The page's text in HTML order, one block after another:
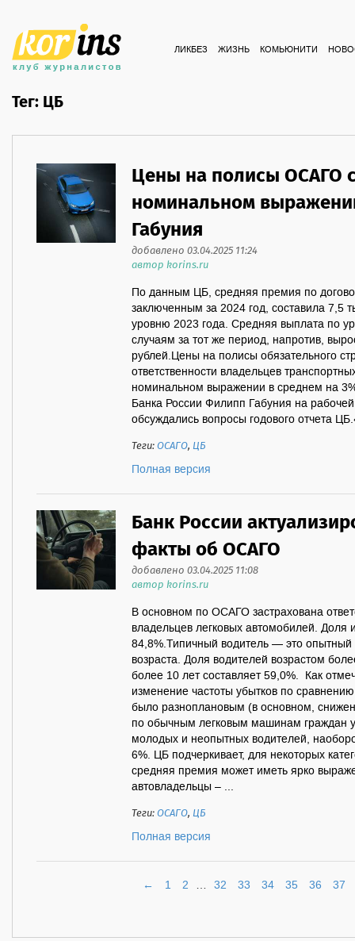
ЛИКБЕЗ ЖИЗНЬ КОМЬЮНИТИ
Тег: ЦБ
Цены на полисы ОСАГО
номинальном
Габуния
добавлено 03.04.2025 11:24
автор korins.ru
По данным ЦБ, средняя премия по
заключенным за 2024 год, составила 7,5
уровню 2023 года. Средняя выплата по
случаям за тот же период, напротив,
рублей.Цены на полисы обязательного
ответственности владельцев
номинальном выражении в среднем на
Банка России Филипп Габуния на
обсуждались вопросы годового отчета
Теги:ОСАГО, ЦБ
Полная версия
Банк России
факты об ОСАГО
добавлено 03.04.2025 11:08
автор korins.ru
В основном по ОСАГО застрахована
владельцев легковых автомобилей. Доля
84,8%.Типичный водитель — это опытный
возраста. Доля водителей возрастом
более 10 лет составляет 59,0%. Как
изменение частоты убытков по
было разноплановым (в основном,
по обычным легковым машинам граждан
молодых и неопытных водителей,
6%. ЦБ подчеркивает, для некоторых
средняя премия может иметь ярко
автовладельцы – ...
Теги:ОСАГО, ЦБ
Полная версия
← 1 2 … 32 33 34 35 36 37